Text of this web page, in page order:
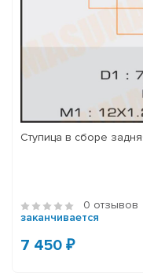
Ступица в сборе
0 отзывов
заканчивается
7 450 ₽